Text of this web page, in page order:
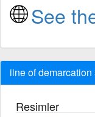
See
iine of demarcation
Resimler